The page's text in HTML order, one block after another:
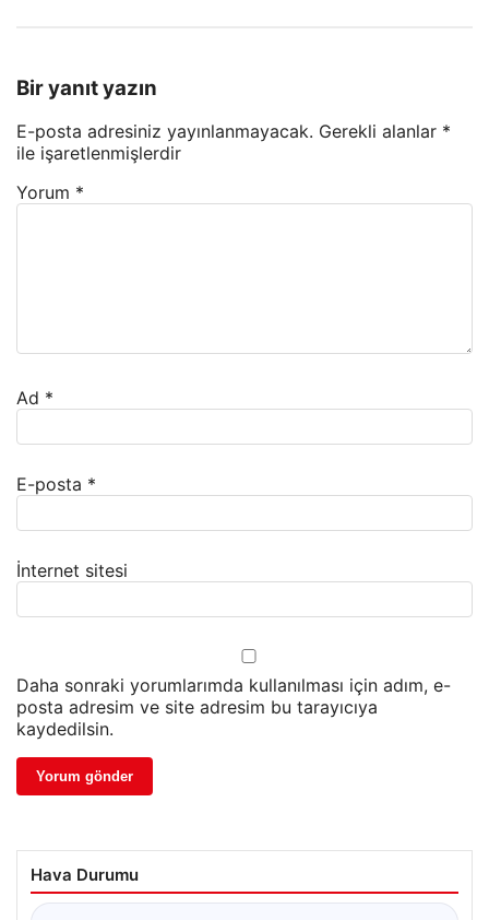
Bir yanıt yazın
E-posta adresiniz yayınlanmayacak. Gerekli alanlar *
ile işaretlenmişlerdir
Yorum *
Ad *
E-posta *
İnternet sitesi
Daha sonraki yorumlarımda kullanılması için adım, e-
posta adresim ve site adresim bu tarayıcıya
kaydedilsin.
Hava Durumu